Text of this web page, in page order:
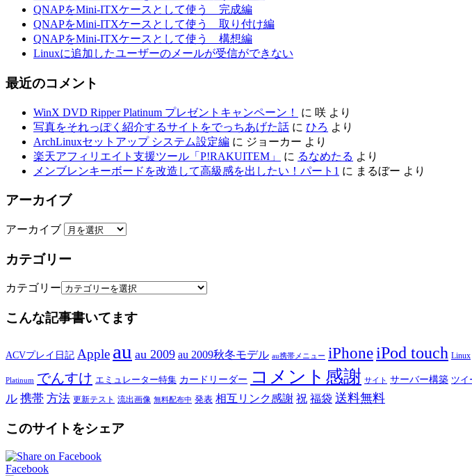
QNAPをMini-ITXケースとして使う 完成編
QNAPをMini-ITXケースとして使う 取り付け編
QNAPをMini-ITXケースとして使う 構想編
Linuxに追加したユーザーのメールが受信ができない
最近のコメント
WinX DVD Ripper Platinum プレゼントキャンペーン！ に 咲 より
写真をそれっぽく紹介するサイトをでっちあげた話 に ひろ より
ArchLinuxセットアップ システム設定編 に ジョーカー より
楽天アフィリエイト支援ツール「P!RAKUITEM」
に るなめたる より
メンブレンキーボードを改造して高級感を出したい！パート1 に まるぼー より
アーカイブ
アーカイブ
カテゴリー
カテゴリー
こんな記事書いてます
ACVプレイ日記 Apple au au 2009 au 2009秋冬モデル au携帯メニュー iPhoneiPod touch Linux
Platinum でんすけ エミュレーター特集 カードリーダー コメント感謝 サイト サーバー構築 ツイ
ル 携帯 方法 更新テスト 流出画像 無料配布中 発表 相互リンク感謝 祝 福袋 送料無料
このサイトをシェア
Facebook